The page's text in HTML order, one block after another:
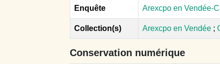
Enquête Arexcpo en Vendée-
Collection(s) Arexcpo en Vendée ;
Conservation numérique